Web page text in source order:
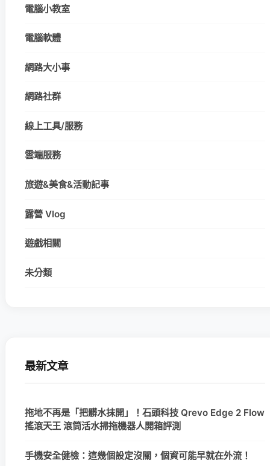
電腦小教室
電腦軟體
網路大小事
網路社群
線上工具/服務
雲端服務
旅遊&美食&活動記事
露營 Vlog
遊戲相關
未分類
最新文章
拖地不再是「把髒水抹開」！石頭科技 Qrevo Edge 2 Flow
搖滾天王 滾筒活水掃拖機器人開箱評測
手機安全健檢：這幾個設定沒關，個資可能早就在外流！